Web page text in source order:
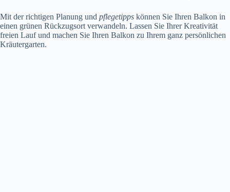
Mit der richtigen Planung und pflegetipps können Sie Ihren Balkon in
einen grünen Rückzugsort verwandeln. Lassen Sie Ihrer Kreativität
freien Lauf und machen Sie Ihren Balkon zu Ihrem ganz persönlichen
Kräutergarten.